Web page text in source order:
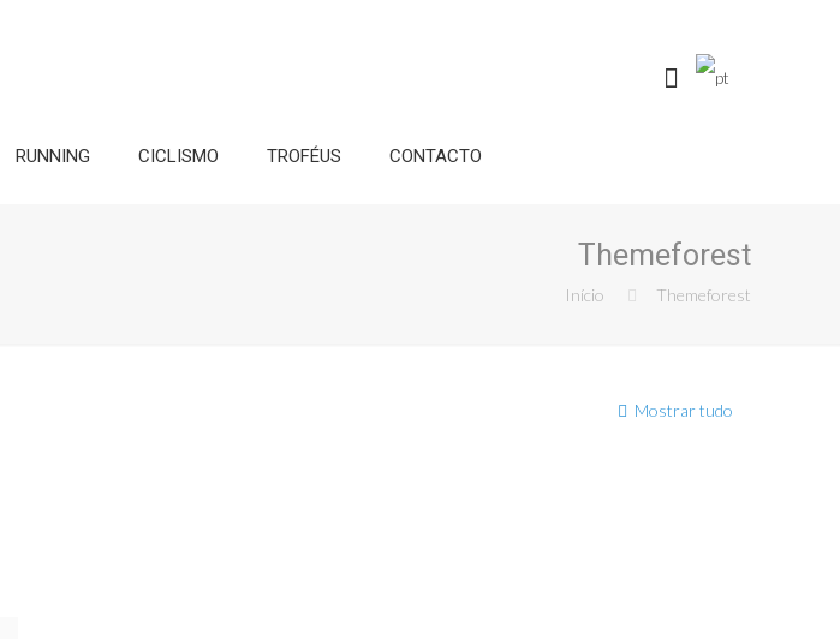
RUNNING CICLISMO TROFÉUS CONTACTO
Themeforest
Início Themeforest
Mostrar tudo